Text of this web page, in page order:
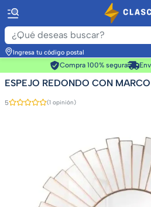
Ingresa tu código postal
Compra 100% segura
ESPEJO REDONDO CON
5 (1 opinión)